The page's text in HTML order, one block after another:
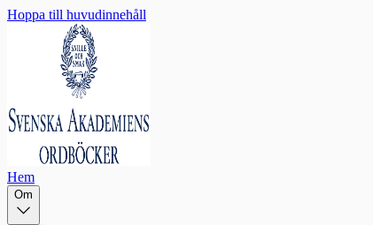
Hoppa till huvudinnehåll
Hem
Om